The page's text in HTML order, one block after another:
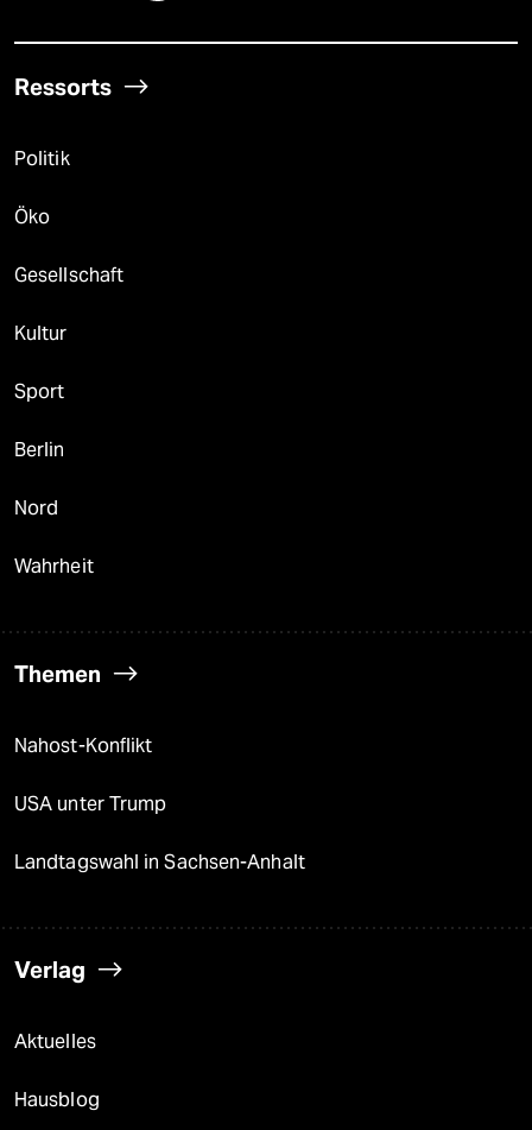
Ressorts
Politik
Öko
Gesellschaft
Kultur
Sport
Berlin
Nord
Wahrheit
Themen
Nahost-Konflikt
USA unter Trump
Landtagswahl in Sachsen-Anhalt
Verlag
Aktuelles
Hausblog